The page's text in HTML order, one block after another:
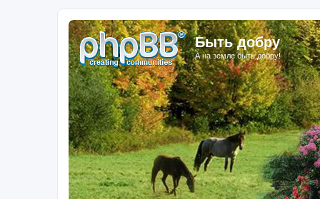
Быть добру
А на земле быть добру!